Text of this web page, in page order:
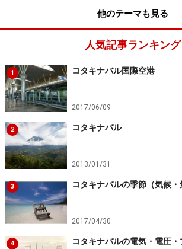
る白いテント席が目印。センターポイ
現在のものです。
※記事内容は執筆時点のものです。最新の内
い。
※海外を訪れる際には最新情報の入手に努め、
ホームページ」を確認するなど、安全確保に
ださい。
他のテーマも見る
人気記事ランキング
1 コタキナバル国際空港
2017/06/09
2 コタキナバル
2013/01/31
3 コタキナバルの季節（気候・
2017/04/30
4 コタキナバルの電気・電圧